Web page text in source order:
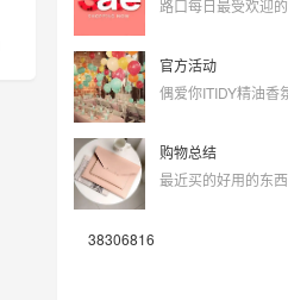
官方活动
购物总结
最近买的好用的东西
38306816